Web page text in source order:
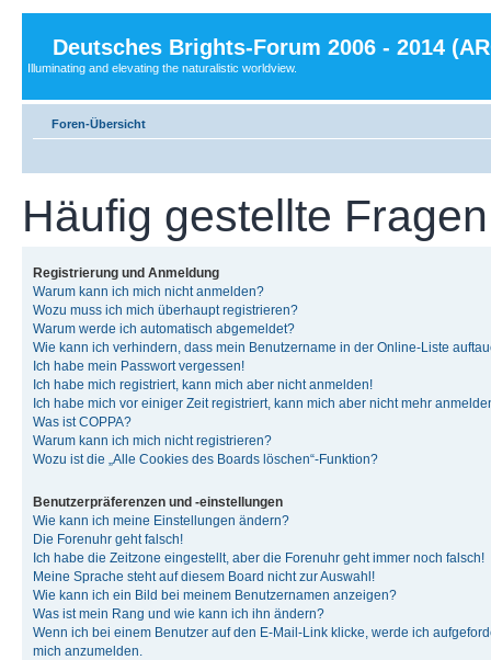
Deutsches Brights-Forum 2006 - 2014
Illuminating and elevating the naturalistic worldview.
Foren-Übersicht
Häufig gestellte Fragen
Registrierung und Anmeldung
Warum kann ich mich nicht anmelden?
Wozu muss ich mich überhaupt registrieren?
Warum werde ich automatisch abgemeldet?
Wie kann ich verhindern, dass mein Benutzername in der Online-Liste
Ich habe mein Passwort vergessen!
Ich habe mich registriert, kann mich aber nicht anmelden!
Ich habe mich vor einiger Zeit registriert, kann mich aber nicht mehr
Was ist COPPA?
Warum kann ich mich nicht registrieren?
Wozu ist die „Alle Cookies des Boards löschen“-Funktion?
Benutzerpräferenzen und -einstellungen
Wie kann ich meine Einstellungen ändern?
Die Forenuhr geht falsch!
Ich habe die Zeitzone eingestellt, aber die Forenuhr geht immer noch falsch!
Meine Sprache steht auf diesem Board nicht zur Auswahl!
Wie kann ich ein Bild bei meinem Benutzernamen anzeigen?
Was ist mein Rang und wie kann ich ihn ändern?
Wenn ich bei einem Benutzer auf den E-Mail-Link klicke, werde ich
mich anzumelden.